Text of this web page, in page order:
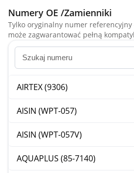
Numery OE /Zamienniki
Tylko oryginalny numer referencyjny
może zagwarantować pełną
AIRTEX (9306)
AISIN (WPT-057)
AISIN (WPT-057V)
AQUAPLUS (85-7140)